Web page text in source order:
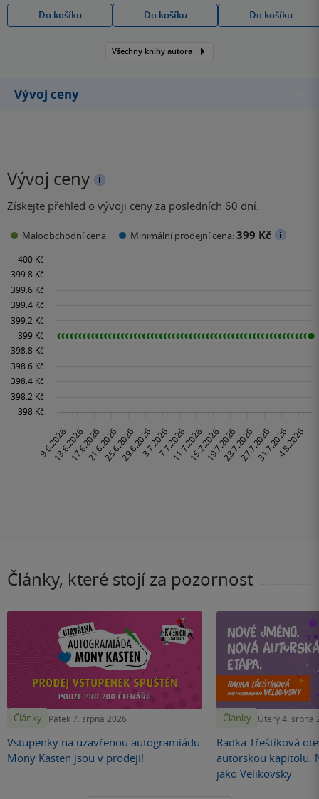
Do košíku
Do košíku
Do košíku
Všechny knihy autora
Vývoj ceny
Vývoj ceny
Získejte přehled o vývoji ceny za posledních 60 dní.
Maloobchodní cena Minimální prodejní cena:399 Kč
Články, které stojí za pozornost
Články Pátek 7. srpna 2026
Vstupenky na uzavřenou autogramiádu
Mony Kasten jsou v prodeji!
Články Úterý 4. srpna
Radka Třeštíková
autorskou kapitolu.
jako Velikovsky